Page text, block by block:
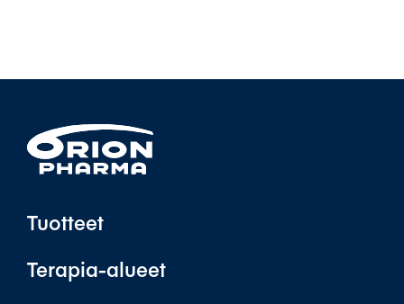
Tuotteet
Terapia-alueet